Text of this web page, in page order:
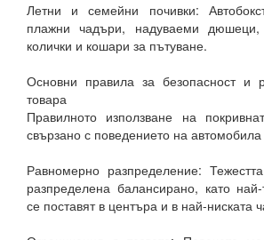
Летни и семейни почивки:
плажни чадъри, надуваеми дюшеци,
колички и кошари за пътуване.
Основни правила за безопасност и
товара
Правилното използване на
свързано с поведението на
Равномерно разпределение:
разпределена балансирано, като
се поставят в центъра и в най-ниската